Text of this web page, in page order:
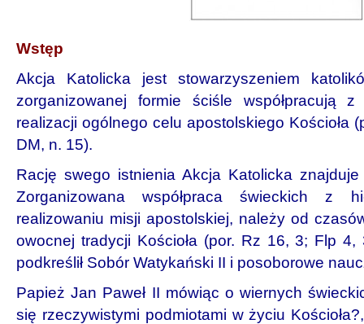
Wstęp
Akcja Katolicka jest stowarzyszeniem
zorganizowanej formie ściśle współpracują
realizacji ogólnego celu apostolskiego Kościoła
DM, n. 15).
Rację swego istnienia Akcja Katolicka
Zorganizowana współpraca świeckich z
realizowaniu misji apostolskiej, należy od
owocnej tradycji Kościoła (por. Rz 16, 3; Flp 4,
podkreślił Sobór Watykański II i posoborowe
Papież Jan Paweł II mówiąc o wiernych
się rzeczywistymi podmiotami w życiu